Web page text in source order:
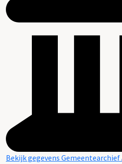
Bekijk gegevens Gemeentearchief